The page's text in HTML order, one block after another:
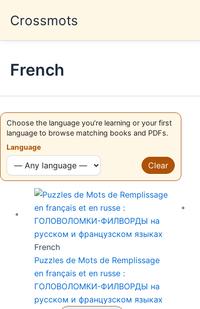
Crossmots
French
Choose the language you’re learning or your first
language to browse matching books and PDFs.
Language
Clear
French
Puzzles de Mots de Remplissage
en français et en russe :
ГОЛОВОЛОМКИ-ФИЛВОРДЫ на
русском и французском языках